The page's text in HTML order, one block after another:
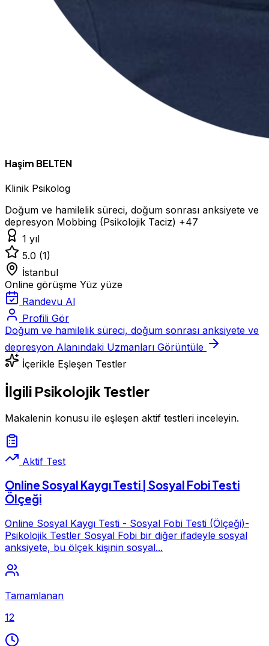
Haşim BELTEN
Klinik Psikolog
Doğum ve hamilelik süreci, doğum sonrası anksiyete ve
depresyon Mobbing (Psikolojik Taciz) +47
1 yıl
5.0 (1)
İstanbul
Online görüşme Yüz yüze
Randevu Al
Profili Gör
Doğum ve hamilelik süreci, doğum sonrası anksiyete ve
depresyon Alanındaki Uzmanları Görüntüle
İçerikle Eşleşen Testler
İlgili Psikolojik Testler
Makalenin konusu ile eşleşen aktif testleri inceleyin.
Aktif Test
Online Sosyal Kaygı Testi | Sosyal Fobi Testi
Ölçeği
Online Sosyal Kaygı Testi - Sosyal Fobi Testi (Ölçeği)-
Psikolojik Testler Sosyal Fobi bir diğer ifadeyle sosyal
anksiyete, bu ölçek kişinin sosyal...
Tamamlanan
12